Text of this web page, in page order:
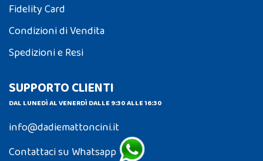
Fidelity Card
Condizioni di Vendita
Spedizioni e Resi
SUPPORTO CLIENTI
DAL LUNEDÌ AL VENERDÌ DALLE 9:30 ALLE 16:30
info@dadiemattoncini.it
Contattaci su Whatsapp